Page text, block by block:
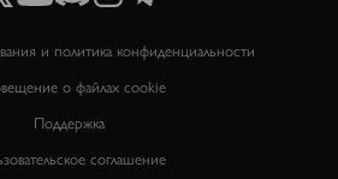
и политика конфиденциальности
о файлах cookie
Поддержка
соглашение